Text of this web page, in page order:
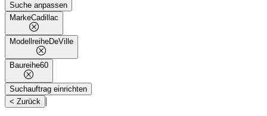
Suche anpassen
MarkeCadillac
ModellreiheDeVille
Baureihe60
Suchauftrag einrichten
< Zurück |